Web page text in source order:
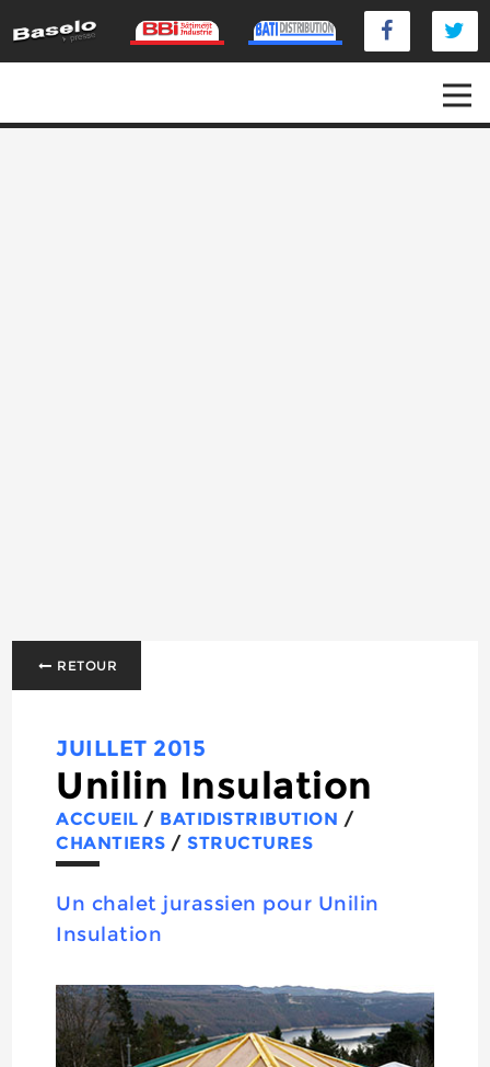
RETOUR
JUILLET 2015
Unilin Insulation
ACCUEIL / BATIDISTRIBUTION /
CHANTIERS /STRUCTURES
Un chalet jurassien pour Unilin
Insulation